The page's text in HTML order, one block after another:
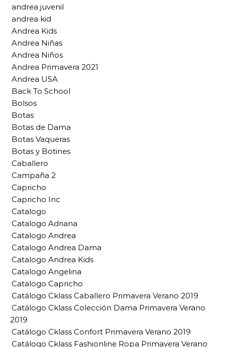
andrea juvenil
andrea kid
Andrea Kids
Andrea Niñas
Andrea Niños
Andrea Primavera 2021
Andrea USA
Back To School
Bolsos
Botas
Botas de Dama
Botas Vaqueras
Botas y Botines
Caballero
Campaña 2
Capricho
Capricho Inc
Catalogo
Catalogo Adriana
Catalogo Andrea
Catalogo Andrea Dama
Catalogo Andrea Kids
Catalogo Angelina
Catalogo Capricho
Catálogo Cklass Caballero Primavera Verano 2019
Catálogo Cklass Colección Dama Primavera Verano
2019
Catálogo Cklass Confort Primavera Verano 2019
Catálogo Cklass Fashionline Ropa Primavera Verano